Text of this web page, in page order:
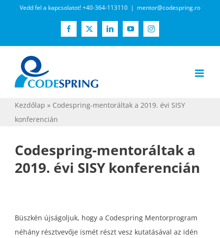
KihagyásVedd fel a kapcsolatot! +40-364-113110 | mentor@codespring.ro
Facebook
X LinkedInYouTubeInstagram
Kezdőlap » Codespring-mentoráltak a 2019. évi SISY
konferencián
Codespring-mentoráltak a
2019. évi SISY konferencián
Büszkén újságoljuk, hogy a Codespring Mentorprogram
néhány résztvevője ismét részt vesz kutatásával az idén